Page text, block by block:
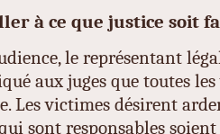
à ce que justice soit
le représentant
aux juges que toutes
Les victimes désirent
sont responsables